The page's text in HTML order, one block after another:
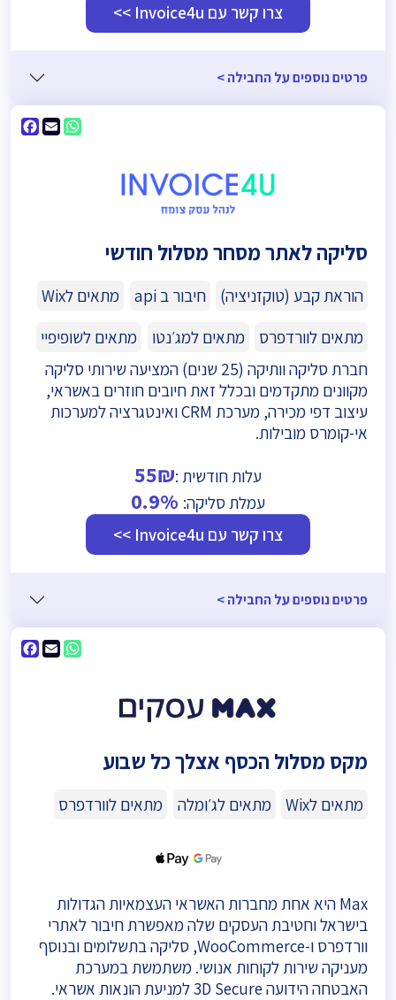
צרו קשר עם Invoice4u >>
פרטים נוספים על החבילה >
Email
WhatsApp
סליקה לאתר מסחר מסלול חודשי
הוראת קבע (טוקזניציה) חיבור ב api
מתאים לWix
מתאים לוורדפרס
מתאים למג׳נטו
מתאים לשופיפיי
חברת סליקה וותיקה (25 שנים) המציעה שירותי סליקה
מקוונים מתקדמים ובכלל זאת חיובים חוזרים באשראי,
עיצוב דפי מכירה, מערכת CRM ואינטגרציה למערכות
אי-קומרס מובילות.
עלות חודשית :55₪
עמלת סליקה:
צרו קשר עם Invoice4u >>
פרטים נוספים על החבילה >
Email
WhatsApp
מקס מסלול הכסף אצלך כל שבוע
מתאים לWix מתאים לג׳ומלה מתאים לוורדפרס
Max היא אחת מחברות האשראי העצמאיות הגדולות
בישראל וחטיבת העסקים שלה מאפשרת חיבור לאתרי
וורדפרס ו-WooCommerce, סליקה בתשלומים ובנוסף
מעניקה שירות לקוחות אנושי. משתמשת במערכת
האבטחה הידועה 3D Secure למניעת הונאות אשראי.